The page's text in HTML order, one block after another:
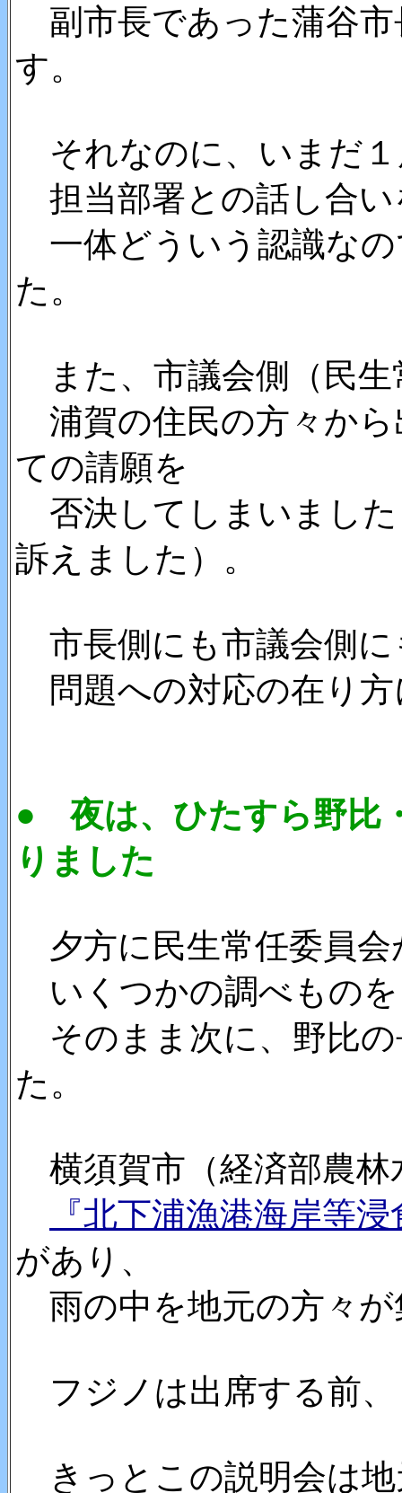
副市長であった蒲谷
す。
それなのに、いまだ
担当部署との話し合
一体どういう認識な
た。
また、市議会側（民生
浦賀の住民の方々か
ての請願を
否決してしまいまし
訴えました）。
市長側にも市議会側に
問題への対応の在り
● 夜は、ひたすら野比
りました
夕方に民生常任委員会
いくつかの調べもの
そのまま次に、野比の
た。
横須賀市（経済部農林
『北下浦漁港海岸等
があり、
雨の中を地元の方々
フジノは出席する前、
きっとこの説明会は地